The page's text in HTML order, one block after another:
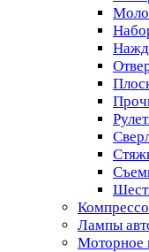
Лампы
Моторное